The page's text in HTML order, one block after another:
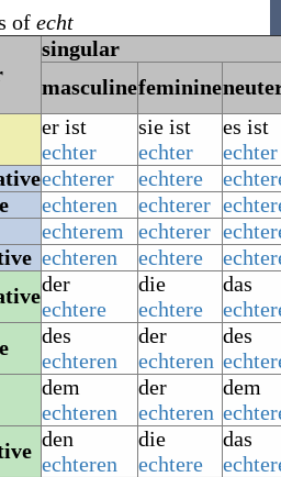
of echt
singular
masculinefeminine
er ist
echter
sie ist
echter
es ist
echter
echterer echtere
echteren echterer
echterem echterer
echteren echtere
der
echtere
die
echtere
das
des
echteren
der
echteren
des
dem
echteren
der
echteren
dem
den
echteren
die
echtere
das